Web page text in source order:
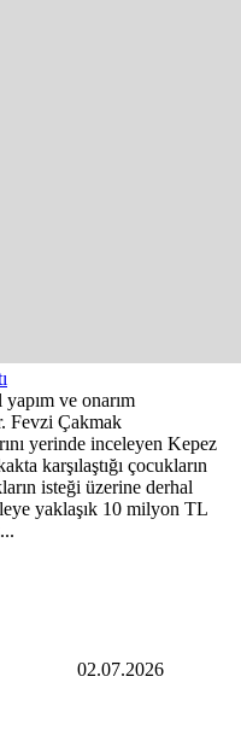
ve onarım
Fevzi Çakmak
yerinde inceleyen Kepez
karşılaştığı çocukların
isteği üzerine derhal
yaklaşık 10 milyon TL
02.07.2026